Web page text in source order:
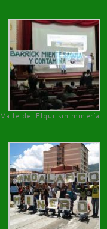
Valle del Elqui sin minería.